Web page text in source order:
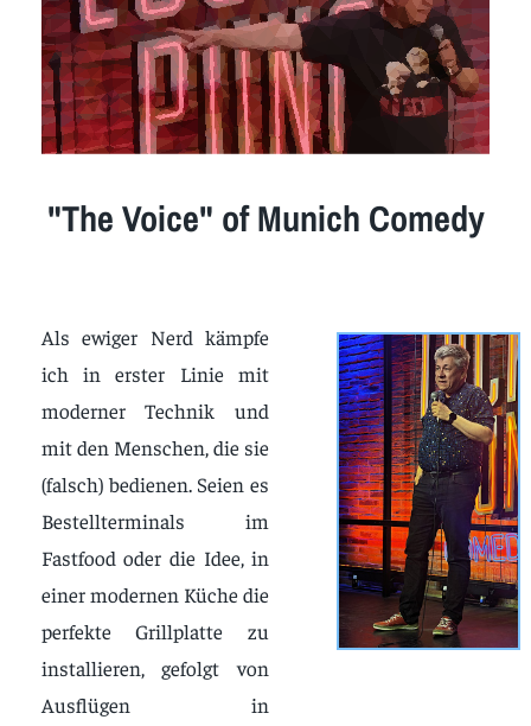
"The Voice" of Munich Comedy
Als ewiger Nerd kämpfe
ich in erster Linie mit
moderner Technik und
mit den Menschen, die sie
(falsch) bedienen. Seien es
Bestellterminals im
Fastfood oder die Idee, in
einer modernen Küche die
perfekte Grillplatte zu
installieren, gefolgt von
Ausflügen in